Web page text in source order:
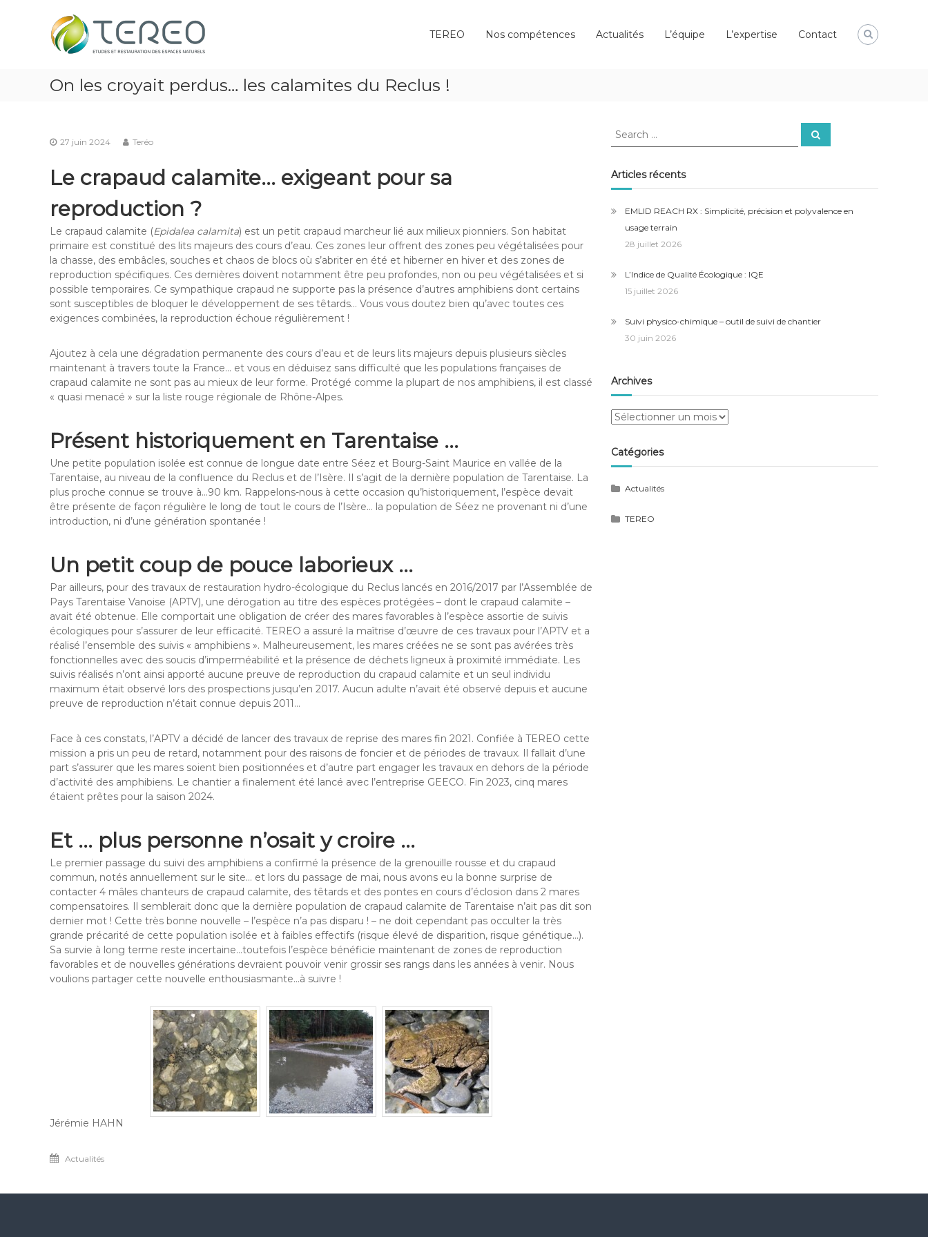
TEREO
étude
et
espaces
TEREO Nos compétences Actualités L’équipe L’expertise Contact
On les croyait perdus… les calamites du Reclus !
27 juin 2024 Teréo
Le crapaud calamite… exigeant pour sa
reproduction ?
Le crapaud calamite (Epidalea calamita) est un petit crapaud marcheur lié aux milieux pionniers. Son habitat
primaire est constitué des lits majeurs des cours d’eau. Ces zones leur offrent des zones peu végétalisées pour
la chasse, des embâcles, souches et chaos de blocs où s’abriter en été et hiberner en hiver et des zones de
reproduction spécifiques. Ces dernières doivent notamment être peu profondes, non ou peu végétalisées et si
possible temporaires. Ce sympathique crapaud ne supporte pas la présence d’autres amphibiens dont certains
sont susceptibles de bloquer le développement de ses têtards… Vous vous doutez bien qu’avec toutes ces
exigences combinées, la reproduction échoue régulièrement !
Ajoutez à cela une dégradation permanente des cours d’eau et de leurs lits majeurs depuis plusieurs siècles
maintenant à travers toute la France… et vous en déduisez sans difficulté que les populations françaises de
crapaud calamite ne sont pas au mieux de leur forme. Protégé comme la plupart de nos amphibiens, il est classé
« quasi menacé » sur la liste rouge régionale de Rhône-Alpes.
Présent historiquement en Tarentaise …
Une petite population isolée est connue de longue date entre Séez et Bourg-Saint Maurice en vallée de la
Tarentaise, au niveau de la confluence du Reclus et de l’Isère. Il s’agit de la dernière population de Tarentaise. La
plus proche connue se trouve à…90 km. Rappelons-nous à cette occasion qu’historiquement, l’espèce devait
être présente de façon régulière le long de tout le cours de l’Isère… la population de Séez ne provenant ni d’une
introduction, ni d’une génération spontanée !
Un petit coup de pouce laborieux …
Par ailleurs, pour des travaux de restauration hydro-écologique du Reclus lancés en 2016/2017 par l’Assemblée de
Pays Tarentaise Vanoise (APTV), une dérogation au titre des espèces protégées – dont le crapaud calamite –
avait été obtenue. Elle comportait une obligation de créer des mares favorables à l’espèce assortie de suivis
écologiques pour s’assurer de leur efficacité. TEREO a assuré la maîtrise d’œuvre de ces travaux pour l’APTV et a
réalisé l’ensemble des suivis « amphibiens ». Malheureusement, les mares créées ne se sont pas avérées très
fonctionnelles avec des soucis d’imperméabilité et la présence de déchets ligneux à proximité immédiate. Les
suivis réalisés n’ont ainsi apporté aucune preuve de reproduction du crapaud calamite et un seul individu
maximum était observé lors des prospections jusqu’en 2017. Aucun adulte n’avait été observé depuis et aucune
preuve de reproduction n’était connue depuis 2011…
Face à ces constats, l’APTV a décidé de lancer des travaux de reprise des mares fin 2021. Confiée à TEREO cette
mission a pris un peu de retard, notamment pour des raisons de foncier et de périodes de travaux. Il fallait d’une
part s’assurer que les mares soient bien positionnées et d’autre part engager les travaux en dehors de la période
d’activité des amphibiens. Le chantier a finalement été lancé avec l’entreprise GEECO. Fin 2023, cinq mares
étaient prêtes pour la saison 2024.
Et … plus personne n’osait y croire …
Le premier passage du suivi des amphibiens a confirmé la présence de la grenouille rousse et du crapaud
commun, notés annuellement sur le site… et lors du passage de mai, nous avons eu la bonne surprise de
contacter 4 mâles chanteurs de crapaud calamite, des têtards et des pontes en cours d’éclosion dans 2 mares
compensatoires. Il semblerait donc que la dernière population de crapaud calamite de Tarentaise n’ait pas dit son
dernier mot ! Cette très bonne nouvelle – l’espèce n’a pas disparu ! – ne doit cependant pas occulter la très
grande précarité de cette population isolée et à faibles effectifs (risque élevé de disparition, risque génétique…).
Sa survie à long terme reste incertaine…toutefois l’espèce bénéficie maintenant de zones de reproduction
favorables et de nouvelles générations devraient pouvoir venir grossir ses rangs dans les années à venir. Nous
voulions partager cette nouvelle enthousiasmante…à suivre !
Jérémie HAHN
Actualités
Search
Search
Articles récents
EMLID REACH RX : Simplicité, précision et polyvalence en
usage terrain
28 juillet 2026
L’Indice de Qualité Écologique : IQE
15 juillet 2026
Suivi physico-chimique – outil de suivi de chantier
30 juin 2026
Archives
Archives
Catégories
Actualités
TEREO